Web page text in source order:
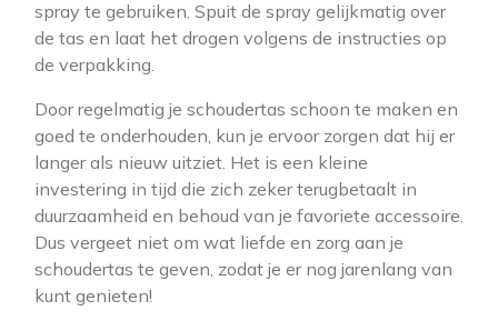
spray te gebruiken. Spuit de spray gelijkmatig over
de tas en laat het drogen volgens de instructies op
de verpakking.
Door regelmatig je schoudertas schoon te maken en
goed te onderhouden, kun je ervoor zorgen dat hij er
langer als nieuw uitziet. Het is een kleine
investering in tijd die zich zeker terugbetaalt in
duurzaamheid en behoud van je favoriete accessoire.
Dus vergeet niet om wat liefde en zorg aan je
schoudertas te geven, zodat je er nog jarenlang van
kunt genieten!